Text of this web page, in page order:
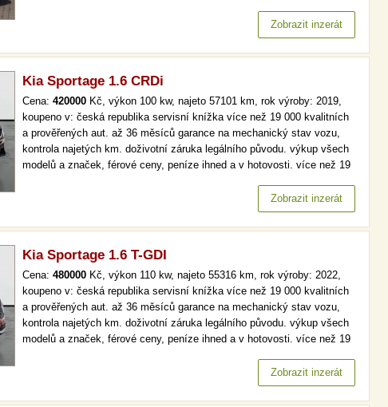
až 36 měsíců garance na mechanický stav vozu, kontrola…Zobrazit inzerát
Kia Sportage 1.6 CRDi
Cena: 420000 Kč, výkon 100 kw, najeto 57101 km, rok výroby: 2019,
koupeno v: česká republika servisní knížka více než 19 000 kvalitních
a prověřených aut. až 36 měsíců garance na mechanický stav vozu,
kontrola najetých km. doživotní záruka legálního původu. výkup všech
modelů a značek, férové ceny, peníze ihned a v hotovosti. více než 19
mechanický stav vozu, kontrola najetých km. doživotní záruka…
Zobrazit inzerát
Kia Sportage 1.6 T-GDI
Cena: 480000 Kč, výkon 110 kw, najeto 55316 km, rok výroby: 2022,
koupeno v: česká republika servisní knížka více než 19 000 kvalitních
a prověřených aut. až 36 měsíců garance na mechanický stav vozu,
kontrola najetých km. doživotní záruka legálního původu. výkup všech
modelů a značek, férové ceny, peníze ihned a v hotovosti. více než 19
mechanický stav vozu, kontrola najetých km. doživotní záruka…
Zobrazit inzerát